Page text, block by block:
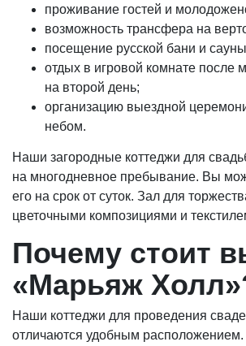
проживание гостей и
возможность трансфера на
посещение русской бани и
отдых в игровой комнате после
на второй день;
организацию выездной
небом.
Наши загородные коттеджи для
на многодневное пребывание. Вы
его на срок от суток. Зал для
цветочными композициями и
Почему стоит
«Марьяж
Наши коттеджи для проведения
отличаются удобным